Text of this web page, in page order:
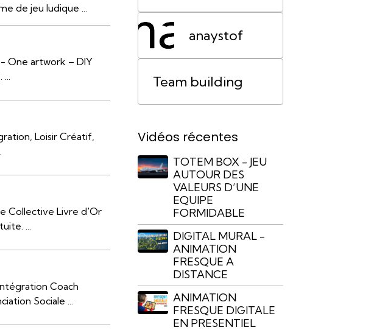
de jeu ludique ...
One artwork – DIY
Loisir Créatif,
Collective Livre d'Or
...
Coach
Sociale ...
Lyon
anaystof
Team building
Vidéos récentes
TOTEM BOX - JEU
AUTOUR DES
VALEURS D’UNE
EQUIPE
FORMIDABLE
DIGITAL MURAL -
ANIMATION
FRESQUE A
DISTANCE
ANIMATION
FRESQUE DIGITALE
EN PRESENTIEL